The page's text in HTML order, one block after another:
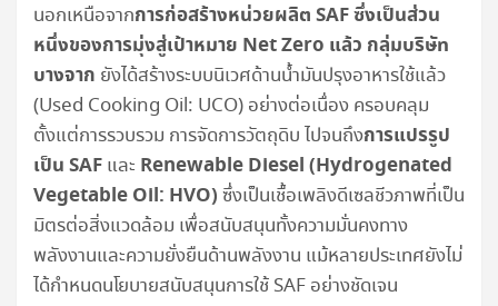
นอกเหนือจากการก่อสร้างหน่วยผลิต SAF ซึ่งเป็นส่วน
หนึ่งของการมุ่งสู่เป้าหมาย Net Zero แล้ว กลุ่มบริษัท
บางจาก ยังได้สร้างระบบนิเวศด้านน้ำมันปรุงอาหารใช้แล้ว
(Used Cooking Oil: UCO) อย่างต่อเนื่อง ครอบคลุม
ตั้งแต่การรวบรวม การจัดการวัตถุดิบ ไปจนถึงการแปรรูป
เป็น SAF และ Renewable Diesel (Hydrogenated
Vegetable Oil: HVO) ซึ่งเป็นเชื้อเพลิงดีเซลชีวภาพที่เป็น
มิตรต่อสิ่งแวดล้อม เพื่อสนับสนุนทั้งความมั่นคงทาง
พลังงานและความยั่งยืนด้านพลังงาน แม้หลายประเทศยังไม่
ได้กำหนดนโยบายสนับสนุนการใช้ SAF อย่างชัดเจน